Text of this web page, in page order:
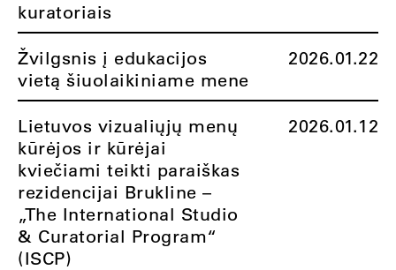
kuratoriais
Žvilgsnis į edukacijos
vietą šiuolaikiniame mene
2026.01.22
Lietuvos vizualiųjų menų
kūrėjos ir kūrėjai
kviečiami teikti paraiškas
rezidencijai Brukline –
„The International Studio
& Curatorial Program“
(ISCP)
2026.01.12